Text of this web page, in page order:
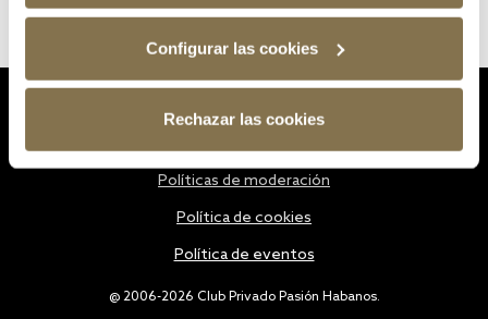
Configurar las cookies
Rechazar las cookies
@ 2006-2026 Club Privado Pasión Habanos.
Políticas de moderación
Política de cookies
Política de eventos